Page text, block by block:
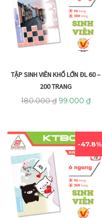
TẬP SINH VIÊN KHỔ LỚN ĐL 60 –
200 TRANG
180.000₫ 99.000 ₫
47.8%